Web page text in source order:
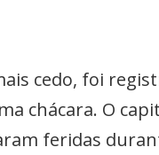
cedo, foi
chácara. O
feridas